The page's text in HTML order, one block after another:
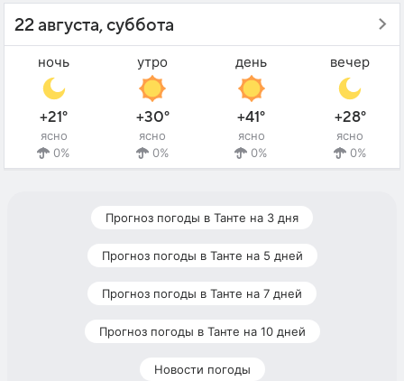
22 августа, суббота
ночь
+21°
ясно
0%
утро
+30°
ясно
0%
день
+41°
ясно
0%
вечер
+28°
ясно
0%
Прогноз погоды в Танте на 3 дня
Прогноз погоды в Танте на 5 дней
Прогноз погоды в Танте на 7 дней
Прогноз погоды в Танте на 10 дней
Новости погоды